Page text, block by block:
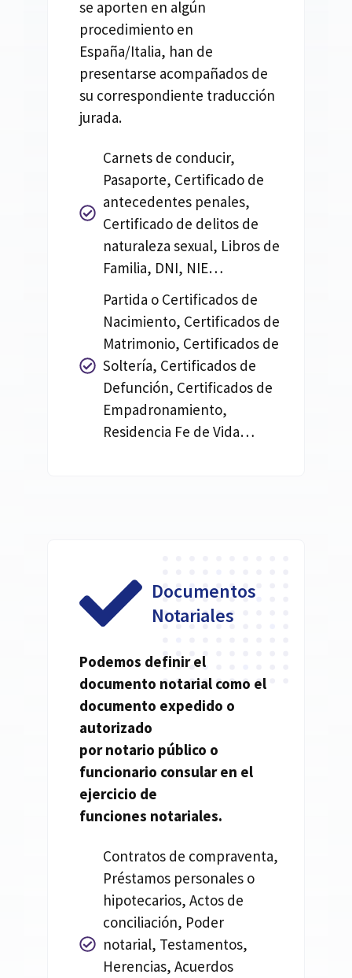
se aporten en algún
procedimiento en
España/Italia, han de
presentarse acompañados de
su correspondiente traducción
jurada.
Carnets de conducir,
Pasaporte, Certificado de
antecedentes penales,
Certificado de delitos de
naturaleza sexual, Libros de
Familia, DNI, NIE…
Partida o Certificados de
Nacimiento, Certificados de
Matrimonio, Certificados de
Soltería, Certificados de
Defunción, Certificados de
Empadronamiento,
Residencia Fe de Vida…
Documentos
Notariales
Podemos definir el
documento notarial como el
documento expedido o
autorizado
pornotario público o
funcionario consular en el
ejercicio de
funciones notariales.
Contratos de compraventa,
Préstamos personales o
hipotecarios, Actos de
conciliación, Poder
notarial, Testamentos,
Herencias, Acuerdos